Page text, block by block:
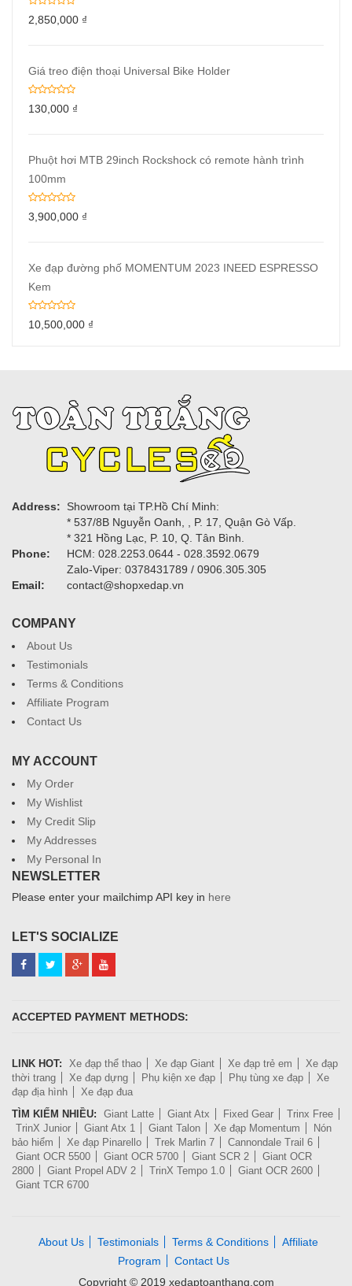
2,850,000 ₫
Giá treo điện thoại Universal Bike Holder
130,000 ₫
Phuột hơi MTB 29inch Rockshock có remote hành trình
100mm
3,900,000 ₫
Xe đạp đường phố MOMENTUM 2023 INEED ESPRESSO
Kem
10,500,000 ₫
Address:
Showroom tại TP.Hồ Chí Minh:
* 537/8B Nguyễn Oanh, , P. 17, Quận Gò Vấp.
* 321 Hồng Lạc, P. 10, Q. Tân Bình.
Phone:
HCM: 028.2253.0644 - 028.3592.0679
Zalo-Viper: 0378431789 / 0906.305.305
Email:
contact@shopxedap.vn
COMPANY
About Us
Testimonials
Terms & Conditions
Affiliate Program
Contact Us
MY ACCOUNT
My Order
My Wishlist
My Credit Slip
My Addresses
My Personal In
NEWSLETTER
Please enter your mailchimp API key in here
LET'S SOCIALIZE
ACCEPTED PAYMENT METHODS:
LINK HOT: Xe đạp thể thao Xe đạp Giant Xe đạp trẻ em
Xe đạp
thời trang
Xe đạp dựng Phụ kiện xe đạp Phụ tùng xe đạp
Xe
đạp địa hình
Xe đạp đua
TÌM KIẾM NHIỀU:
Giant Latte Giant Atx Fixed Gear
Trinx Free
TrinX Junior
Giant Atx 1 Giant Talon Xe đạp Momentum
Nón
bảo hiểm
Xe đạp Pinarello Trek Marlin 7
Cannondale Trail 6
Giant OCR 5500
Giant OCR 5700 Giant SCR 2
Giant OCR
2800
Giant Propel ADV 2 TrinX Tempo 1.0
Giant OCR 2600
Giant TCR 6700
About Us Testimonials Terms & Conditions
Affiliate
Program
Contact Us
Copyright © 2019 xedaptoanthang.com